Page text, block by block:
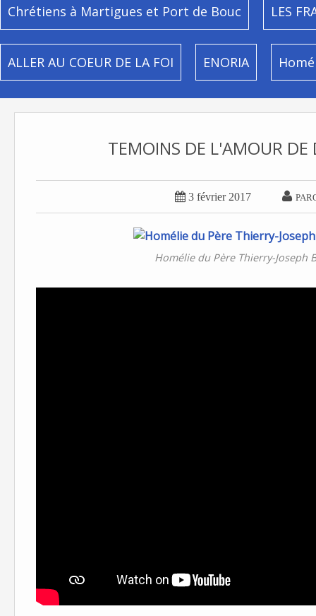
Chrétiens à Martigues et Port de Bouc LES
ALLER AU COEUR DE LA FOI ENORIA
TEMOINS DE L'AMOUR DE
 3 février 2017 
Homélie du Père Thierry-Joseph